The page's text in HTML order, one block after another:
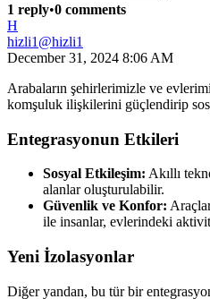
1 reply•0 comments
H
hizli1 @hizli1
December 31, 2024 8:06 AM
Arabaların şehirlerimizle ve
komşuluk ilişkilerini güçlendirip
Entegrasyonun Etkileri
Sosyal Etkileşim: Akıllı
alanlar oluşturulabilir.
Güvenlik ve Konfor:
ile insanlar, evlerindeki
Yeni İzolasyonlar
Diğer yandan, bu tür bir